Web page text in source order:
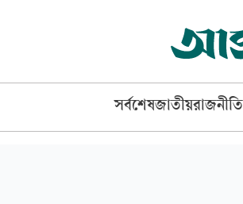
সর্বশেষজাতীয়রাজনীতি